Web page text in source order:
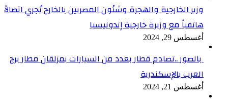
وزير الخارجية والهجرة وشئون المصريين بالخارج يُجري اتصالاً
هاتفياً مع وزيرة خارجية إندونيسيا
أغسطس 29, 2024
بالصور ..تصادم قطار بعدد من السيارات بمزلقان مطار برج
العرب بالإسكندرية
أغسطس 21, 2024